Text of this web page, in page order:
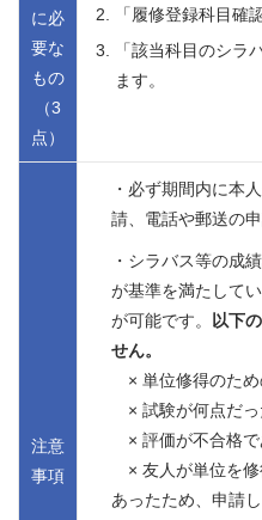
に必
要な
もの
（3
点）
「履修登録科目確
「該当科目のシ
ます。
注意
事項
・必ず期間内に本
請、電話や郵送の
・シラバス等の成
が基準を満たして
が可能です。 以下
せん。
× 単位修得のため
× 試験が何点だっ
× 評価が不合格で
× 友人が単位を修
あったため、申請